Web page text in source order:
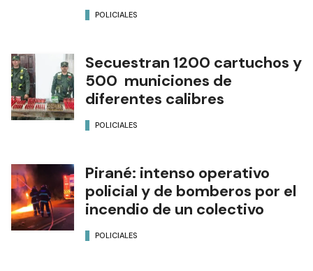
POLICIALES
Secuestran 1200 cartuchos y
500 municiones de
diferentes calibres
POLICIALES
Pirané: intenso operativo
policial y de bomberos por el
incendio de un colectivo
POLICIALES